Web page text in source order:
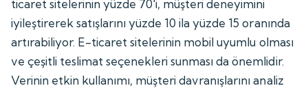
ticaret sitelerinin yüzde 70'i, müşteri deneyimini
iyileştirerek satışlarını yüzde 10 ila yüzde 15 oranında
artırabiliyor. E-ticaret sitelerinin mobil uyumlu olması
ve çeşitli teslimat seçenekleri sunması da önemlidir.
Verinin etkin kullanımı, müşteri davranışlarını analiz